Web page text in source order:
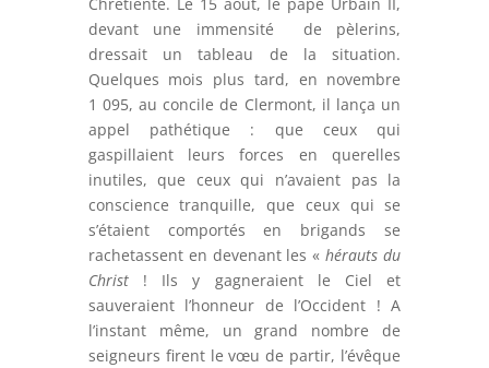
Chrétienté. Le 15 août, le pape Urbain II,
devant une immensité de pèlerins,
dressait un tableau de la situation.
Quelques mois plus tard, en novembre
1 095, au concile de Clermont, il lança un
appel pathétique : que ceux qui
gaspillaient leurs forces en querelles
inutiles, que ceux qui n’avaient pas la
conscience tranquille, que ceux qui se
s’étaient comportés en brigands se
rachetassent en devenant les « hérauts du
Christ! Ils y gagneraient le Ciel et
sauveraient l’honneur de l’Occident ! A
l’instant même, un grand nombre de
seigneurs firent le vœu de partir, l’évêque